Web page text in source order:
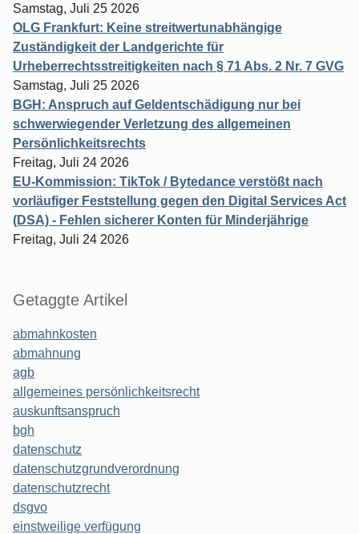
Samstag, Juli 25 2026
OLG Frankfurt: Keine streitwertunabhängige
Zuständigkeit der Landgerichte für
Urheberrechtsstreitigkeiten nach § 71 Abs. 2 Nr. 7 GVG
Samstag, Juli 25 2026
BGH: Anspruch auf Geldentschädigung nur bei
schwerwiegender Verletzung des allgemeinen
Persönlichkeitsrechts
Freitag, Juli 24 2026
EU-Kommission: TikTok / Bytedance verstößt nach
vorläufiger Feststellung gegen den Digital Services Act
(DSA) - Fehlen sicherer Konten für Minderjährige
Freitag, Juli 24 2026
Getaggte Artikel
abmahnkosten
abmahnung
agb
allgemeines persönlichkeitsrecht
auskunftsanspruch
bgh
datenschutz
datenschutzgrundverordnung
datenschutzrecht
dsgvo
einstweilige verfügung